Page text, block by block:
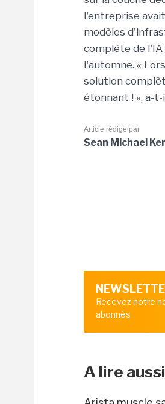
l'entreprise
modèles
complète de
l'automne. «
solution
étonnant ! », a-
Article rédigé par
Sean Michael
Recevez notre
abonnés
A lire aussi